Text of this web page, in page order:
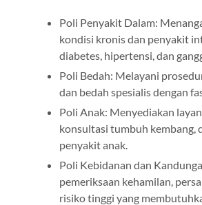
Poli Penyakit Dalam:
kondisi kronis dan penyakit
diabetes, hipertensi, dan
Poli Bedah: Melayani
dan bedah spesialis dengan
Poli Anak: Menyediakan
konsultasi tumbuh kembang,
penyakit anak.
Poli Kebidanan dan
pemeriksaan kehamilan,
risiko tinggi yang